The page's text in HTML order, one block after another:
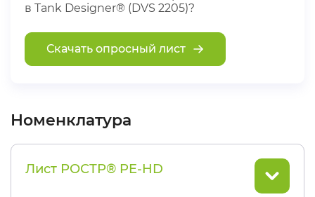
в Tank Designer® (DVS 2205)?
Скачать опросный лист
Номенклатура
Лист РОСТР® PE-HD